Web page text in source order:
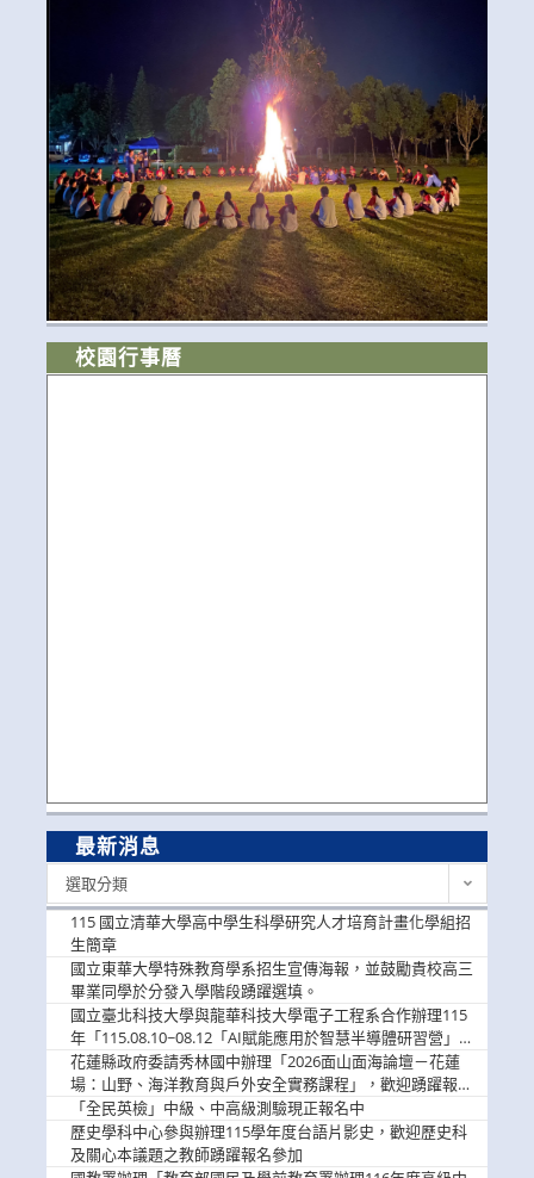
校園行事曆
最新消息
選取分類
115 國立清華大學高中學生科學研究人才培育計畫化學組招
生簡章
國立東華大學特殊教育學系招生宣傳海報，並鼓勵貴校高三
畢業同學於分發入學階段踴躍選填。
國立臺北科技大學與龍華科技大學電子工程系合作辦理115
年「115.08.10~08.12「AI賦能應用於智慧半導體研習營」，
歡迎學生踴躍報名參加
花蓮縣政府委請秀林國中辦理「2026面山面海論壇－花蓮
場：山野、海洋教育與戶外安全實務課程」，歡迎踴躍報名
參加
「全民英檢」中級、中高級測驗現正報名中
歷史學科中心參與辦理115學年度台語片影史，歡迎歷史科
及關心本議題之教師踴躍報名參加